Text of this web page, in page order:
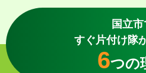
国立
すぐ片付け隊
6つの